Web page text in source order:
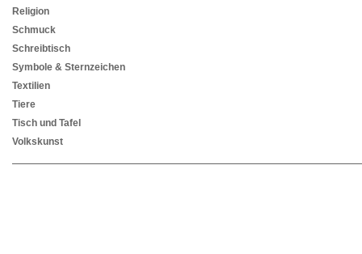
Religion
Schmuck
Schreibtisch
Symbole & Sternzeichen
Textilien
Tiere
Tisch und Tafel
Volkskunst